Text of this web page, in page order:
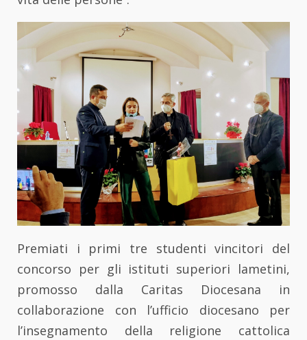
Premiati i primi tre studenti vincitori del
concorso per gli istituti superiori lametini,
promosso dalla Caritas Diocesana in
collaborazione con l’ufficio diocesano per
l’insegnamento della religione cattolica